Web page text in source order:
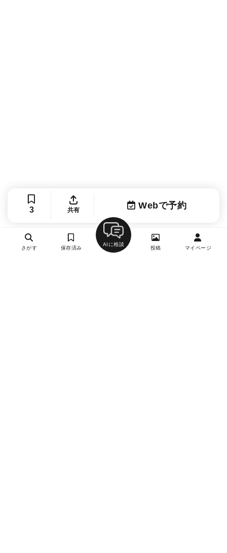
3 共有 Webで予約
さがす 保存済み
AIに相談
投稿 マイページ